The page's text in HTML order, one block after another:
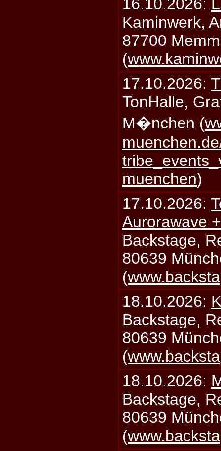
16.10.2026:
Kaminwerk,
87700
(
17.10.2026:
TonHalle,
M�nchen (
muenchen)
17.10.2026:
Aurorawave
Backstage,
80639
(
18.10.2026:
Backstage,
80639
(
18.10.2026:
Backstage,
80639
(